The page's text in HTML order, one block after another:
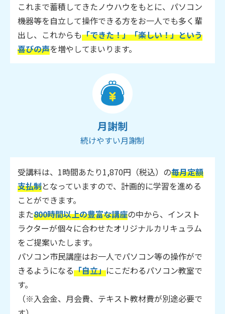
これまで蓄積してきたノウハウをもとに、パソコン
機器等を自立して操作できる方をお一人でも多く輩
出し、これからも「できた！」「楽しい！」という
喜びの声を増やしてまいります。
月謝制
続けやすい月謝制
受講料は、1時間あたり1,870円（税込）の毎月定額
支払制となっていますので、計画的に学習を進める
ことができます。
また800時間以上の豊富な講座の中から、インスト
ラクターが個々に合わせたオリジナルカリキュラム
をご提案いたします。
パソコン市民講座はお一人でパソコン等の操作がで
きるようになる「自立」にこだわるパソコン教室で
す。
（※入会金、月会費、テキスト教材費が別途必要で